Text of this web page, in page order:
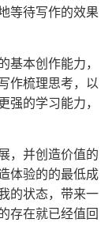
等待写作的效果
基本创作能力，
作梳理思考，以
强的学习能力，
，并创造价值的
体验的的最低成
的状态，带来一
存在就已经值回